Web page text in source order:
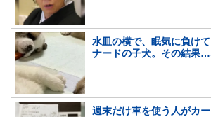
水皿の横で、眠気に負け
ナードの子犬。その結果
週末だけ車を使う人がカ